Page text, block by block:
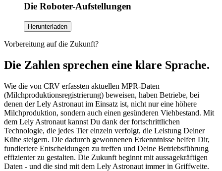
Die Roboter-Aufstellungen
Herunterladen
Vorbereitung auf die Zukunft?
Die Zahlen sprechen eine klare Sprache.
Wie die von CRV erfassten aktuellen MPR-Daten
(Milchproduktionsregistrierung) beweisen, haben Betriebe, bei
denen der Lely Astronaut im Einsatz ist, nicht nur eine höhere
Milchproduktion, sondern auch einen gesünderen Viehbestand. Mit
dem Lely Astronaut kannst Du dank der fortschrittlichen
Technologie, die jedes Tier einzeln verfolgt, die Leistung Deiner
Kühe steigern. Die dadurch gewonnenen Erkenntnisse helfen Dir,
fundiertere Entscheidungen zu treffen und Deine Betriebsführung
effizienter zu gestalten. Die Zukunft beginnt mit aussagekräftigen
Daten - und die sind mit dem Lely Astronaut immer in Griffweite.